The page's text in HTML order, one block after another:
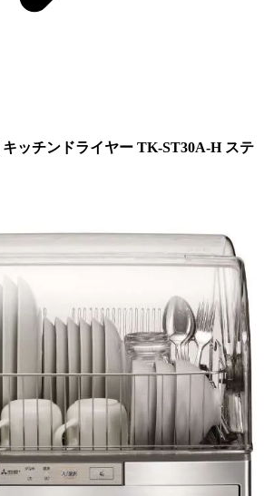
ッチンドライヤー TK-ST30A-H ステ